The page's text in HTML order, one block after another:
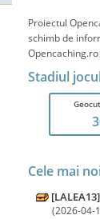
Proiectul
schimb de
Stadiul
Cele mai
(2026-04-